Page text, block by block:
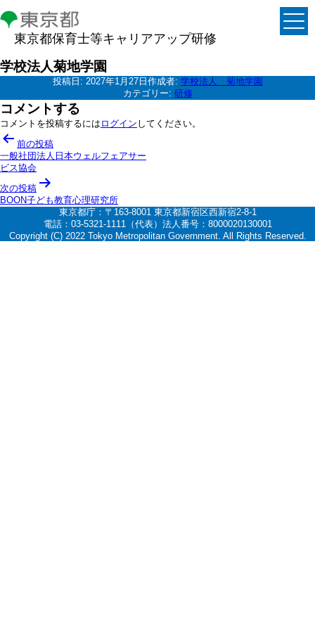
東京都保育士等キャリアアップ研修
学校法人菊地学園
投稿日: 2027年1月27日 作成者: 学校法人 菊地学園
カテゴリー: 研修
コメントする
コメントを投稿するには ログイン してください。
投
稿
ナ
ビ
ゲ
ー
前の投稿
一般社団法人日本ウェルフェアサー
ビス協会
次の投稿
BOON子ども教育心理研究所
東京都庁：〒163-8001 東京都新宿区西新宿2-8-1
電話：03-5321-1111（代表）法人番号：8000020130001
Copyright (C) 2022 Tokyo Metropolitan Government. All Rights Reserved.